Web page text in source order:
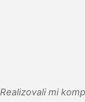
Realizovali mi